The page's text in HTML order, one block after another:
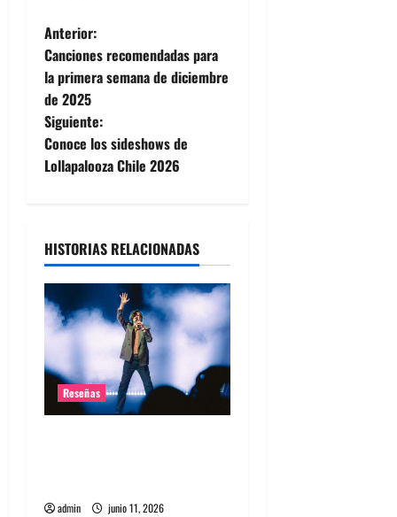
N
a
v
e
c
i
ó
n
d
Anterior:
Canciones recomendadas para
la primera semana de diciembre
de 2025
Siguiente:
Conoce los sideshows de
Lollapalooza Chile 2026
HISTORIAS RELACIONADAS
Reseñas
admin junio 11, 2026